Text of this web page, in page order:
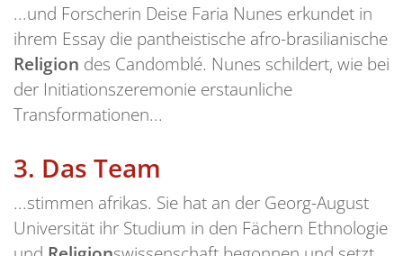
...und Forscherin Deise Faria Nunes erkundet in
ihrem Essay die pantheistische afro-brasilianische
Religion des Candomblé. Nunes schildert, wie bei
der Initiationszeremonie erstaunliche
Transformationen...
3. Das Team
...stimmen afrikas. Sie hat an der Georg-August
Universität ihr Studium in den Fächern Ethnologie